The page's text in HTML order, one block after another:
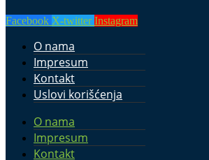
Facebook X-twitter Instagram
O nama
Impresum
Kontakt
Uslovi korišćenja
O nama
Impresum
Kontakt